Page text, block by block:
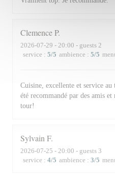
ClemenceP
2026-07-29 - 20:00 - guests 2
service : 5/5 ambience : 5/5
Cuisine, excellente et service au
été recommandé par des amis
tour!
Sylvain F
2026-07-25 - 20:00 - guests 3
service : 4/5 ambience : 3/5